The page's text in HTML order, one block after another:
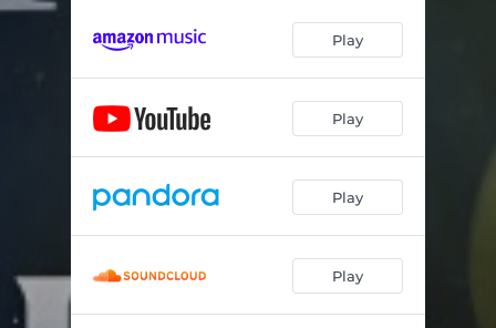
Play
Play
Play
Play